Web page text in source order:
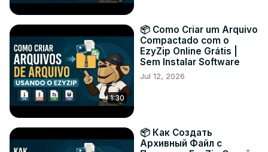
1:30
📦 Como Criar um Arquivo
Compactado com o
EzyZip Online Grátis |
Sem Instalar Software
Jul 12, 2026
📦 Как Создать
Архивный Файл с